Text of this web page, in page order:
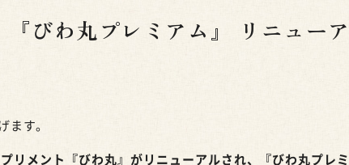
『びわ丸プレミアム』 リニューア
す。
リメント『びわ丸』がリニューアルされ、『びわ丸プレ